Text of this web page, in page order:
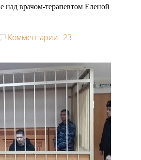
над врачом-терапевтом Еленой
Комментарии 23